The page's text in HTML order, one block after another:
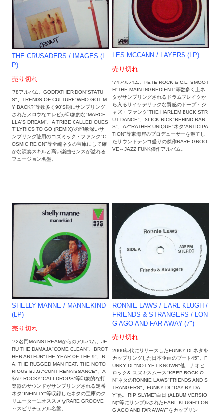
THE CRUSADERS ‎/ IMAGES (L
P)
売り切れ
'78アルバム。GODFATHER DON"STATU
S"、TRENDS OF CULTURE"WHO GOT M
Y BACK?"等数多く90'S期にサンプリング
されたメロウなエレピが印象的な"MARCE
LLA'S DREAM"、A TRIBE CALLED QUES
T"LYRICS TO GO (REMIX)"の印象深いサ
ンプリング使用のコズミック・ファンク"C
OSMIC REIGN"等全編ネタの宝庫にして確
かな演奏スキルと高い楽曲センスが溢れる
フュージョン名盤。
LES MCCANN ‎/ LAYERS (LP)
売り切れ
'74アルバム。PETE ROCK & C.L. SMOOT
H"THE MAIN INGREDIENT"等数多く上ネ
タがサンプリングされるドラムブレイクか
ら入るサイケデリックな質感のドープ・ジ
ャズ・ファンク"THE HARLEM BUCK STR
UT DANCE"、SLICK RICK"BEHIND BAR
S"、AZ"RATHER UNIQUE"ネタ"ANTICIPA
TION"等東海岸のプロデューサーを魅了し
たサウンドテンコ盛りの傑作RARE GROO
VE～JAZZ FUNK傑作アルバム。
SHELLY MANNE ‎/ MANNEKIND
(LP)
売り切れ
'72名門MAINSTREAMからのアルバム。JE
RU THE DAMAJA"COME CLEAN"、BROT
HER ARTHUR"THE YEAR OF THE 9"、R.
A. THE RUGGED MAN FEAT. THE NOTO
RIOUS B.I.G."CUNT RENAISSANCE"、A
$AP ROCKY"CALLDROPS"等印象的な打
楽器のサウンドがサンプリングされる定番
ネタ"INFINITY"等収録したネタの宝庫のク
リエーターにオススメなRARE GROOVE
～スピリチュアル名盤。
RONNIE LAWS / EARL KLUGH ‎/
FRIENDS & STRANGERS / LON
G AGO AND FAR AWAY (7")
売り切れ
2000年代にリリースしたFUNKY DLネタを
カップリングした日本企画のブート45"。F
UNKY DL"NOT YET KNOWN"他、ナオヒ
ロック& スズキスムース"KEEP ROCK O
N"ネタのRONNIE LAWS"FRIENDS AND S
TRANGERS"、FUNKY DL"DAY BY DA
Y"他、RIP SLYME"白日 (ALBUM VERSIO
N)"等にサンプルされたEARL KLUGH"LON
G AGO AND FAR AWAY"をカップリン